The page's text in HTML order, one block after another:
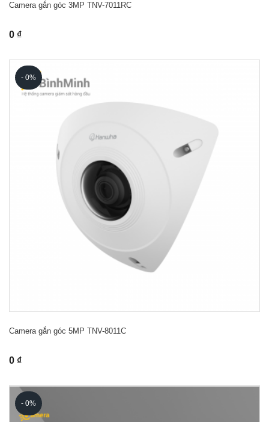
Camera gắn góc 3MP TNV-7011RC
0 ₫
- 0%
Camera gắn góc 5MP TNV-8011C
0 ₫
- 0%